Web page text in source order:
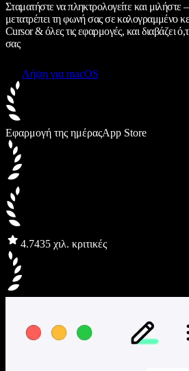
Σταματήστε να πληκτρολογείτε και μιλήστε
μετατρέπει τη φωνή σας σε καλογραμμένο
Cursor & όλες τις εφαρμογές, και διαβάζει
σας
Λήψη για macOS
Εφαρμογή της ημέραςApp Store
4.7435 χιλ. κριτικές